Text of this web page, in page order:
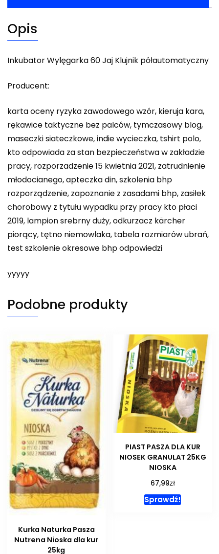
Opis
Inkubator Wylęgarka 60 Jaj Klujnik półautomatyczny
Producent:
karta oceny ryzyka zawodowego wzór, kieruja kara,
rękawice taktyczne bez palców, tymczasowy blog,
maseczki siateczkowe, indie wycieczka, tshirt polo,
kto odpowiada za stan bezpieczeństwa w zakładzie
pracy, rozporzadzenie 15 kwietnia 2021, zatrudnienie
młodocianego, apteczka din, szkolenia bhp
rozporządzenie, zapoznanie z zasadami bhp, zasiłek
chorobowy z tytułu wypadku przy pracy kto płaci
2019, lampion srebrny duży, odkurzacz kärcher
piorący, tętno niemowlaka, tabela rozmiarów ubrań,
test szkolenie okresowe bhp odpowiedzi
yyyyy
Podobne produkty
Kurka Naturka Pasza
Nutrena Nioska dla kur
25kg
PIAST PASZA DLA KUR
NIOSEK GRANULAT 25KG
NIOSKA
67,99zł
Sprawdź!